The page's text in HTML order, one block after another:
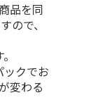
品を同
ので、
ックでお
変わる